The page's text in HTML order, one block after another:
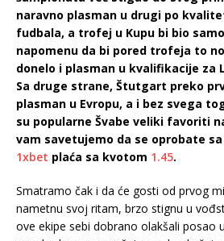
naravno plasman u drugi po
fudbala, a trofej u Kupu bi bio
napomenu da bi pored trofeja to
donelo i plasman u kvalifikacije za
Sa druge strane, Štutgart preko
plasman u Evropu, a i bez svega
su popularne Švabe veliki favoriti
vam savetujemo da se oprobate
1xbet plaća sa kvotom 1.45.
Smatramo čak i da će gosti od prvog
nametnu svoj ritam, brzo stignu u
ove ekipe sebi dobrano olakšali posao